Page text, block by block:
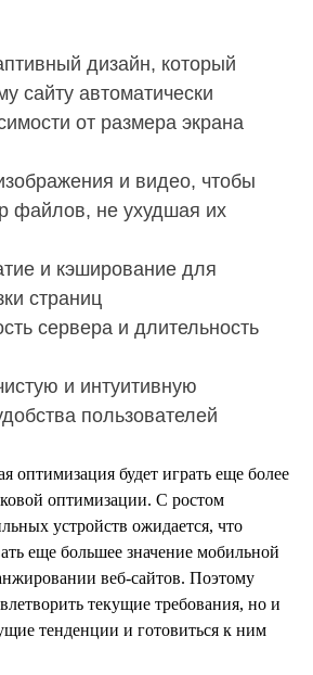
дизайн, который
сайту автоматически
от размера экрана
и видео, чтобы
файлов, не ухудшая их
и кэширование для
страниц
сервера и длительность
и интуитивную
пользователей
оптимизация будет играть еще более
оптимизации. С ростом
устройств ожидается, что
еще большее значение мобильной
веб-сайтов. Поэтому
текущие требования, но и
тенденции и готовиться к ним